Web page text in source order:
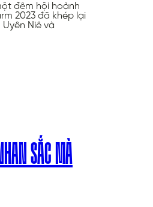
đêm hội hoành
2023 đã khép lại
Niê và
SẮC MÀ